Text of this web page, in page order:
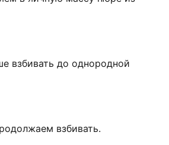
взбивать до однородной
взбивать.